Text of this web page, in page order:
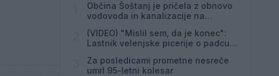
Občina Šoštanj je pričela z obnovo
vodovoda in kanalizacije na
(VIDEO) "Mislil sem, da je konec":
Lastnik velenjske picerije o padcu s
Za posledicami prometne nesreče
umrl 95-letni kolesar